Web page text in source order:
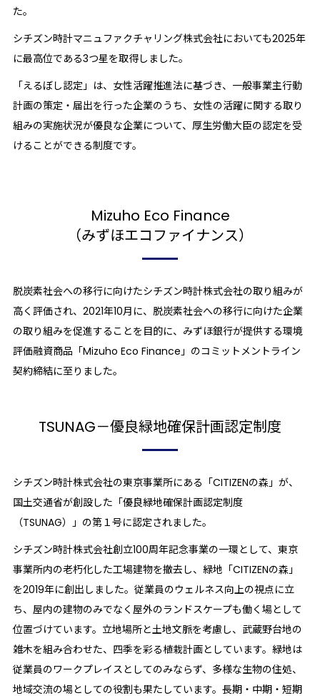
た。
シチズン時計マニュファクチャリング株式会社においても2025年
に最高位である3つ星を取得しました。
「えるぼし認定」は、女性活躍推進法に基づき、一般事業主行動
計画の策定・届出を行った企業のうち、女性の活躍に関する取り
組みの実施状況が優良な企業について、厚生労働大臣の認定を受
けることができる制度です。
Mizuho Eco Finance
（みずほエコファイナンス）
脱炭素社会への移行に向けたシチズン時計株式会社の取り組みが
高く評価され、2021年10月に、脱炭素社会への移行に向けた企業
の取り組みを促進することを目的に、みずほ銀行が提供する環境
評価融資商品「Mizuho Eco Finance」のコミットメントライン
契約締結に至りました。
TSUNAG－優良緑地確保計画認定制度
シチズン時計株式会社の東京事業所にある「CITIZENの森」が、
国土交通省が創設した「優良緑地確保計画認定制度
（TSUNAG）」の第１号に認定されました。
シチズン時計株式会社創立100周年記念事業の一環として、東京
事業所内の老朽化した工場建物を撤去し、緑地「CITIZENの森」
を2019年に創出しました。従業員のウェルネス向上の視点に立
ち、屋内の建物のみでなく屋外のランドスケープも働く場として
位置づけています。立地場所と土地文脈を考慮し、武蔵野台地の
雑木を組み合わせた、四季を彩る植栽計画としています。緑地は
従業員のワークプレイスとしてのみならず、多様な生物の住処、
地域交流の場としての役割も果たしています。長期・中期・短期